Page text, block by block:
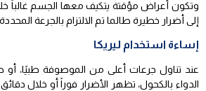
إلى أضرار خطيرة طالما تم الالتزام بالجرعة
إساءة استخدام ليريكا
عند تناول جرعات أعلى من الموصوفة طبيًا،
الدواء بالكحول، تظهر الأضرار فوراً أو خلال